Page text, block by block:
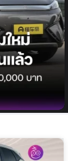
บบช่วยเหลือผู้
ร์จีนแล้ว